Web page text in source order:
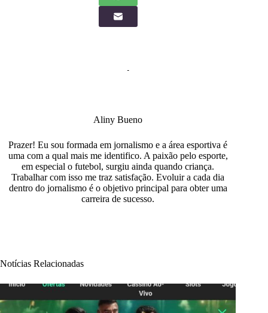
Aliny Bueno
Prazer! Eu sou formada em jornalismo e a área esportiva é
uma com a qual mais me identifico. A paixão pelo esporte,
em especial o futebol, surgiu ainda quando criança.
Trabalhar com isso me traz satisfação. Evoluir a cada dia
dentro do jornalismo é o objetivo principal para obter uma
carreira de sucesso.
Notícias Relacionadas